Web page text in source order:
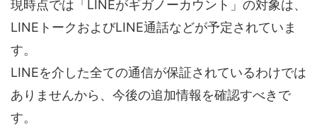
現時点では「LINEがギガノーカウント」の対象は、
LINEトークおよびLINE通話などが予定されていま
す。
LINEを介した全ての通信が保証されているわけでは
ありませんから、今後の追加情報を確認すべきで
す。